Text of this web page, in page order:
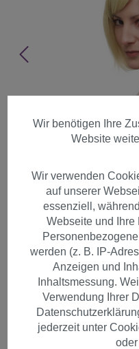
Damen
warmes
Wir benötigen Ihre
Website
Wir verwenden
auf unserer
essenziell,
Webseite und Ihre
werden (z. B. IP-
Anzeigen und
Inhaltsmessung.
Verwendung Ihrer
jederzeit unter